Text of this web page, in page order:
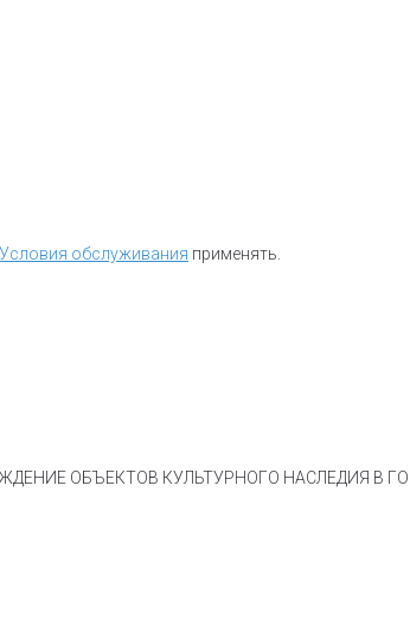
Условия обслуживания применять.
ОБЪЕКТОВ КУЛЬТУРНОГО НАСЛЕДИЯ В